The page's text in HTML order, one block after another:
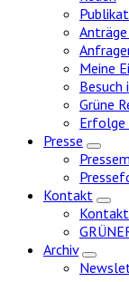
Meine
Besuch
Grüne
Erfolge
Presse
Zeige
Kontakt
Zeige
Kontakt
Archiv
Zeige